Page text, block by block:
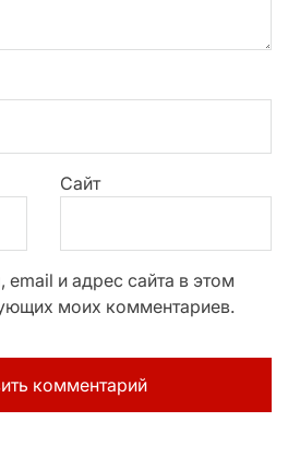
Сайт
и адрес сайта в этом
моих комментариев.